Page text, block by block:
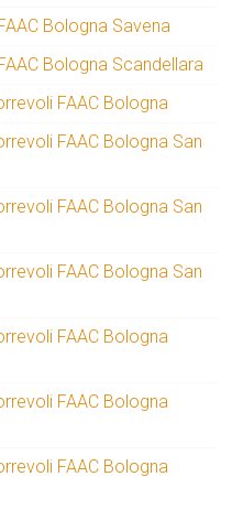
Bologna Savena
Bologna Scandellara
FAAC Bologna
FAAC Bologna San
FAAC Bologna San
FAAC Bologna San
FAAC Bologna
FAAC Bologna
FAAC Bologna